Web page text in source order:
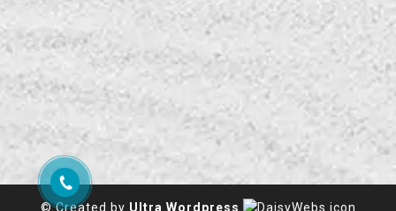
© Created by Ultra Wordpress